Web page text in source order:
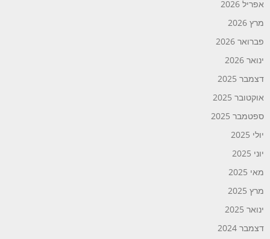
אפריל 2026
מרץ 2026
פברואר 2026
ינואר 2026
דצמבר 2025
אוקטובר 2025
ספטמבר 2025
יולי 2025
יוני 2025
מאי 2025
מרץ 2025
ינואר 2025
דצמבר 2024